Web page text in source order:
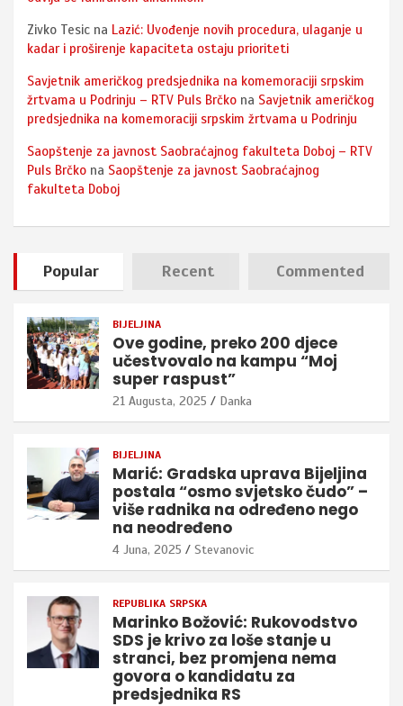
Zivko Tesic na Lazić: Uvođenje novih procedura, ulaganje u
kadar i proširenje kapaciteta ostaju prioriteti
Savjetnik američkog predsjednika na komemoraciji srpskim
žrtvama u Podrinju – RTV Puls Brčko na Savjetnik američkog
predsjednika na komemoraciji srpskim žrtvama u Podrinju
Saopštenje za javnost Saobraćajnog fakulteta Doboj – RTV
Puls Brčko na Saopštenje za javnost Saobraćajnog
fakulteta Doboj
Popular Recent Commented
BIJELJINA
Ove godine, preko 200 djece
učestvovalo na kampu “Moj
super raspust”
21 Augusta, 2025 Danka
BIJELJINA
Marić: Gradska uprava Bijeljina
postala “osmo svjetsko čudo” –
više radnika na određeno nego
na neodređeno
4 Juna, 2025 Stevanovic
REPUBLIKA SRPSKA
Marinko Božović: Rukovodstvo
SDS je krivo za loše stanje u
stranci, bez promjena nema
govora o kandidatu za
predsjednika RS